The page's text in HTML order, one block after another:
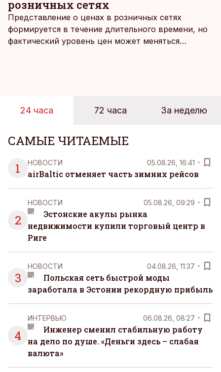
розничных сетях
Представление о ценах в розничных сетях
формируется в течение длительного времени, но
фактический уровень цен может меняться
24 часа 72 часа За неделю
САМЫЕ ЧИТАЕМЫЕ
1
НОВОСТИ 05.08.26, 16:41
airBaltic отменяет часть зимних рейсов
2
НОВОСТИ 05.08.26, 09:29
Эстонские акулы рынка
недвижимости купили торговый центр в
Риге
3
НОВОСТИ 04.08.26, 11:37
Польская сеть быстрой моды
заработала в Эстонии рекордную прибыль
4
ИНТЕРВЬЮ 06.08.26, 08:27
Инженер сменил стабильную работу
на дело по душе. «Деньги здесь – слабая
валюта»